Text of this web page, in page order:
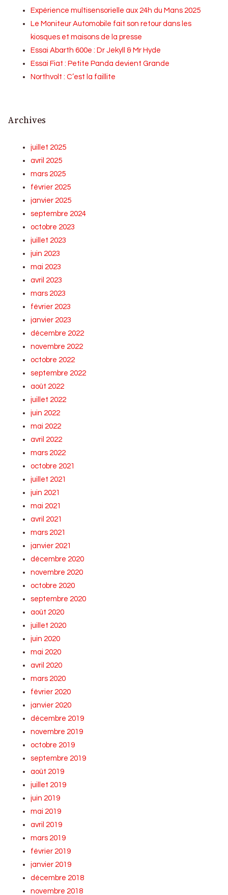
Expérience multisensorielle aux 24h du Mans 2025
Le Moniteur Automobile fait son retour dans les
kiosques et maisons de la presse
Essai Abarth 600e : Dr Jekyll & Mr Hyde
Essai Fiat : Petite Panda devient Grande
Northvolt : C’est la faillite
Archives
juillet 2025
avril 2025
mars 2025
février 2025
janvier 2025
septembre 2024
octobre 2023
juillet 2023
juin 2023
mai 2023
avril 2023
mars 2023
février 2023
janvier 2023
décembre 2022
novembre 2022
octobre 2022
septembre 2022
août 2022
juillet 2022
juin 2022
mai 2022
avril 2022
mars 2022
octobre 2021
juillet 2021
juin 2021
mai 2021
avril 2021
mars 2021
janvier 2021
décembre 2020
novembre 2020
octobre 2020
septembre 2020
août 2020
juillet 2020
juin 2020
mai 2020
avril 2020
mars 2020
février 2020
janvier 2020
décembre 2019
novembre 2019
octobre 2019
septembre 2019
août 2019
juillet 2019
juin 2019
mai 2019
avril 2019
mars 2019
février 2019
janvier 2019
décembre 2018
novembre 2018